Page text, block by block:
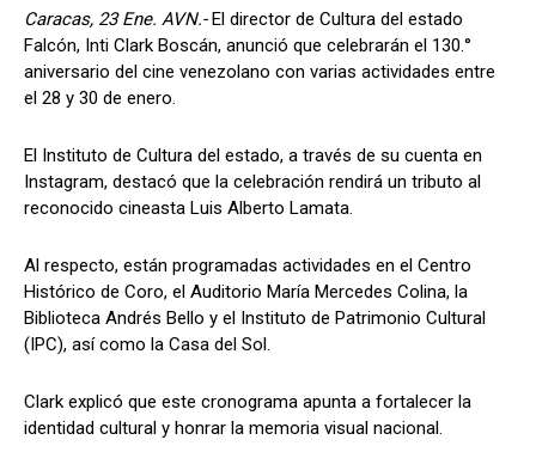
Caracas, 23 Ene. AVN.-El director de Cultura del estado
Falcón, Inti Clark Boscán, anunció que celebrarán el 130.°
aniversario del cine venezolano con varias actividades entre
el 28 y 30 de enero.
El Instituto de Cultura del estado, a través de su cuenta en
Instagram, destacó que la celebración rendirá un tributo al
reconocido cineasta Luis Alberto Lamata.
Al respecto, están programadas actividades en el Centro
Histórico de Coro, el Auditorio María Mercedes Colina, la
Biblioteca Andrés Bello y el Instituto de Patrimonio Cultural
(IPC), así como la Casa del Sol.
Clark explicó que este cronograma apunta a fortalecer la
identidad cultural y honrar la memoria visual nacional.